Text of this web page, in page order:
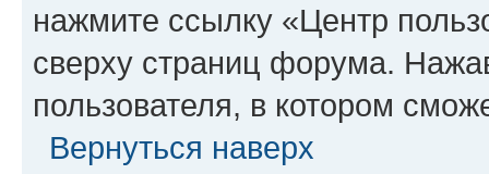
нажмите ссылку «Центр
сверху страниц форума.
пользователя, в котором
Вернуться наверх